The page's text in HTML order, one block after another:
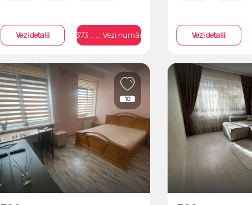
Vezi detalii +373 .. ... Vezi numărul Vezi detalii
10